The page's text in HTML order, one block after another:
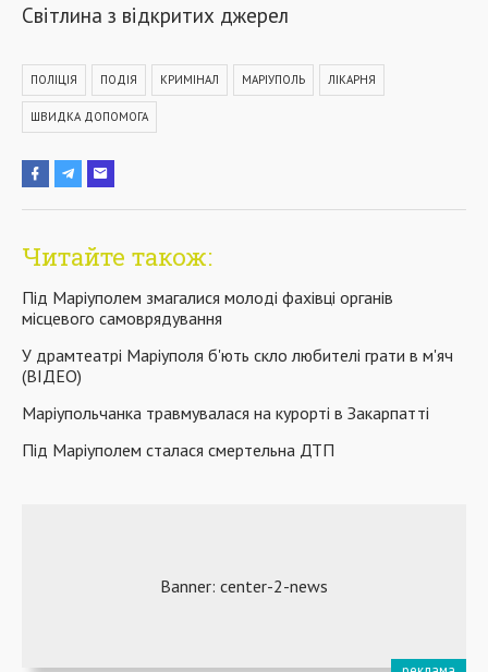
Світлина з відкритих джерел
ПОЛІЦІЯ ПОДІЯ КРИМІНАЛ МАРІУПОЛЬ ЛІКАРНЯ
ШВИДКА ДОПОМОГА
Читайте також:
Під Маріуполем змагалися молоді фахівці органів
місцевого самоврядування
У драмтеатрі Маріуполя б'ють скло любителі грати в м'яч
(ВІДЕО)
Маріупольчанка травмувалася на курорті в Закарпатті
Під Маріуполем сталася смертельна ДТП